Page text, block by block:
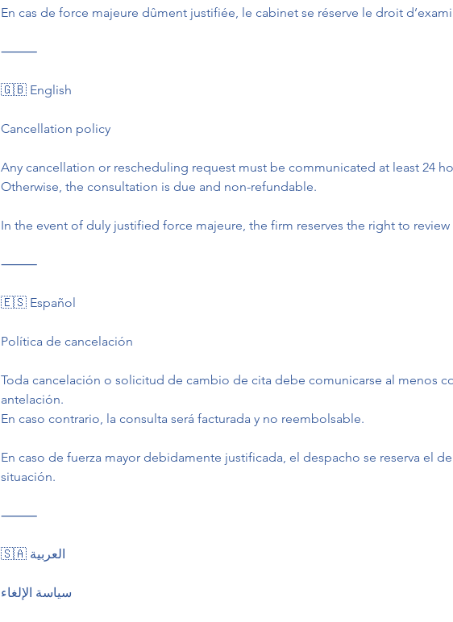
En cas de force majeure dûment justifiée, le cabinet se réserve le droit
⸻
🇬🇧 English
Cancellation policy
Any cancellation or rescheduling request must be communicated at least 24
Otherwise, the consultation is due and non-refundable.
In the event of duly justified force majeure, the firm reserves the right to
⸻
🇪🇸 Español
Política de cancelación
Toda cancelación o solicitud de cambio de cita debe comunicarse al menos
antelación.
En caso contrario, la consulta será facturada y no reembolsable.
En caso de fuerza mayor debidamente justificada, el despacho se reserva el
situación.
⸻
🇸🇦 العربية
سياسة الإلغاء